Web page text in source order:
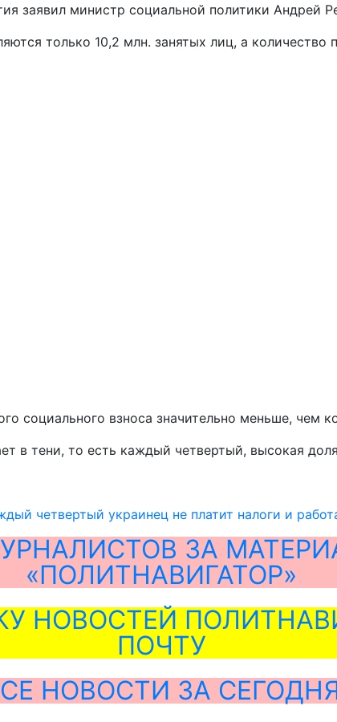
заявил министр социальной политики Андрей
только 10,2 млн. занятых лиц, а количество
социального взноса значительно меньше, чем
в тени, то есть каждый четвертый, высокая
четвертый украинец не платит налоги и
ЗА
«ПОЛИТНАВИГАТОР»
НОВОСТЕЙ
ПОЧТУ
НОВОСТИ ЗА